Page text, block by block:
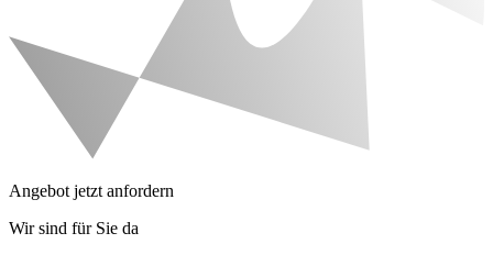
Angebot jetzt anfordern
Wir sind für Sie da